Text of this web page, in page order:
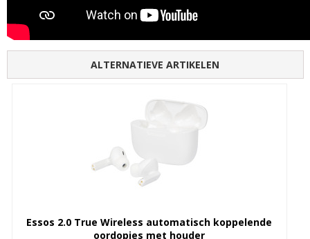
ALTERNATIEVE ARTIKELEN
Essos 2.0 True Wireless automatisch koppelende
oordopjes met houder